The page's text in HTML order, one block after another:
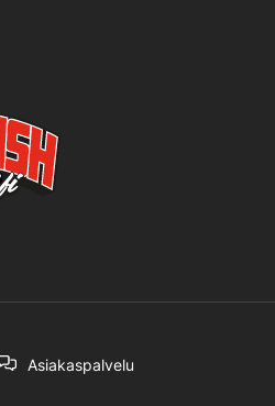
Asiakaspalvelu